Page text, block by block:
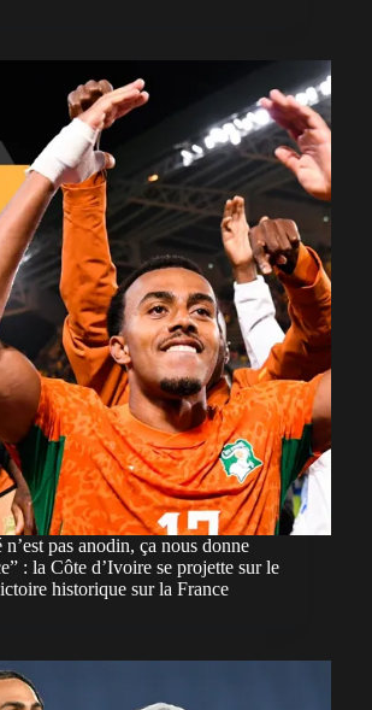
n’est pas anodin, ça nous donne
: la Côte d’Ivoire se projette sur le
historique sur la France